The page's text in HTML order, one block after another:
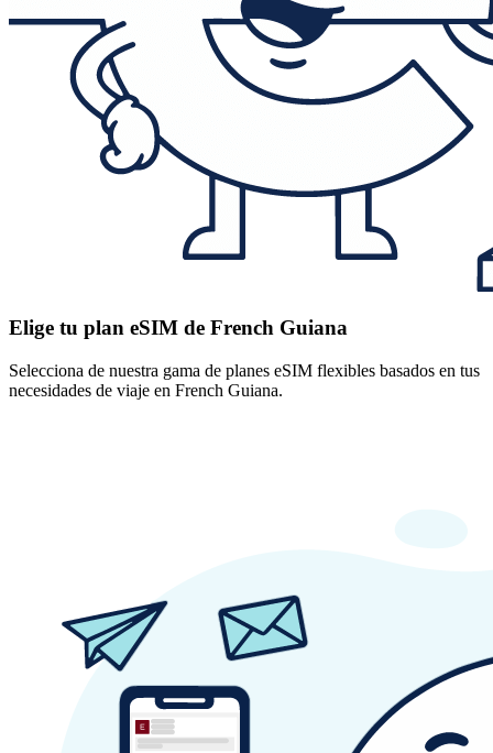
Elige tu plan eSIM de French Guiana
Selecciona de nuestra gama de planes eSIM flexibles basados en tus
necesidades de viaje en French Guiana.